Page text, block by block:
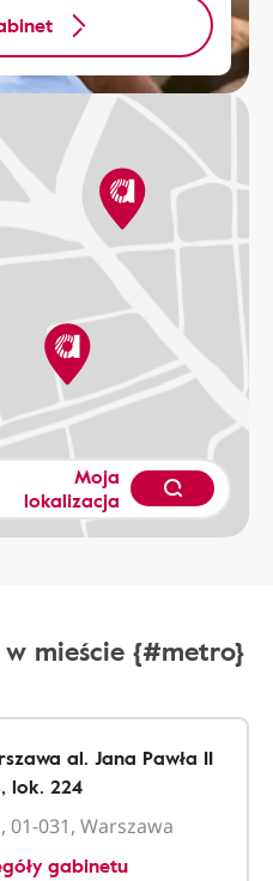
Moja
lokalizacja
mieście {#metro}
al. Jana Pawła II
lok. 224
01-031, Warszawa
gabinetu